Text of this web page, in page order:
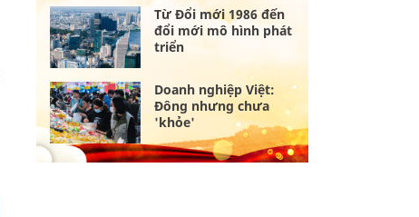
Từ Đổi mới 1986 đến
đổi mới mô hình phát
triển
Doanh nghiệp Việt:
Đông nhưng chưa
'khỏe'